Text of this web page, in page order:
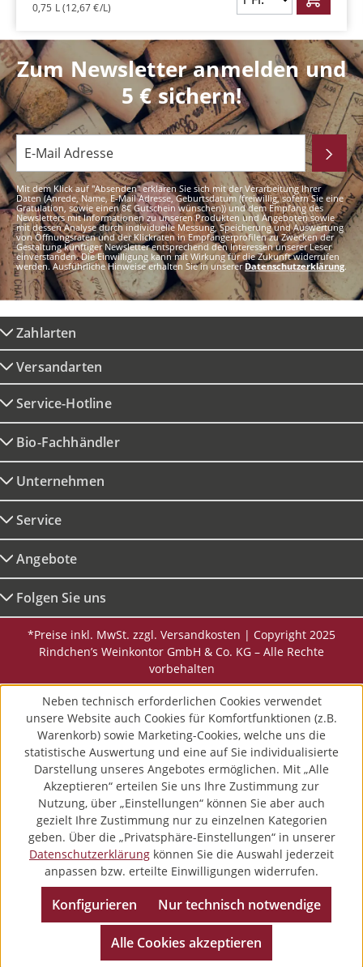
0,75 L(12,67 €/L)
Zum Newsletter anmelden und
5 € sichern!
Mit dem Klick auf "Absenden" erklären Sie sich mit der Verarbeitung Ihrer
Daten (Anrede, Name, E-Mail Adresse, Geburtsdatum (freiwillig, sofern Sie eine
Gratulation, sowie einen 8€ Gutschein wünschen)) und dem Empfang des
Newsletters mit Informationen zu unseren Produkten und Angeboten sowie
mit dessen Analyse durch individuelle Messung, Speicherung und Auswertung
von Öffnungsraten und der Klickraten in Empfängerprofilen zu Zwecken der
Gestaltung künftiger Newsletter entsprechend den Interessen unserer Leser
einverstanden. Die Einwilligung kann mit Wirkung für die Zukunft widerrufen
werden. Ausführliche Hinweise erhalten Sie in unsererDatenschutzerklärung.
Zahlarten
Versandarten
Service-Hotline
Bio-Fachhändler
Unternehmen
Service
Angebote
Folgen Sie uns
*Preise inkl. MwSt. zzgl. Versandkosten | Copyright 2025
Rindchen’s Weinkontor GmbH & Co. KG – Alle Rechte
vorbehalten
Neben technisch erforderlichen Cookies verwendet
unsere Website auch Cookies für Komfortfunktionen (z.B.
Warenkorb) sowie Marketing-Cookies, welche uns die
statistische Auswertung und eine auf Sie individualisierte
Darstellung unseres Angebotes ermöglichen. Mit „Alle
Akzeptieren“ erteilen Sie uns Ihre Zustimmung zur
Nutzung, über „Einstellungen“ können Sie aber auch
gezielt Ihre Zustimmung nur zu einzelnen Kategorien
geben. Über die „Privatsphäre-Einstellungen“ in unserer
Datenschutzerklärung können Sie die Auswahl jederzeit
anpassen bzw. erteilte Einwilligungen widerrufen.
Nur technisch notwendige
Konfigurieren
Alle Cookies akzeptieren